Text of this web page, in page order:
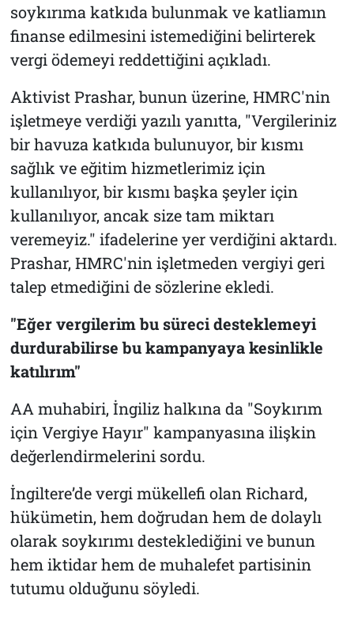
soykırıma katkıda bulunmak ve katliamın
finanse edilmesini istemediğini belirterek
vergi ödemeyi reddettiğini açıkladı.
Aktivist Prashar, bunun üzerine, HMRC'nin
işletmeye verdiği yazılı yanıtta, "Vergileriniz
bir havuza katkıda bulunuyor, bir kısmı
sağlık ve eğitim hizmetlerimiz için
kullanılıyor, bir kısmı başka şeyler için
kullanılıyor, ancak size tam miktarı
veremeyiz." ifadelerine yer verdiğini aktardı.
Prashar, HMRC'nin işletmeden vergiyi geri
talep etmediğini de sözlerine ekledi.
"Eğer vergilerim bu süreci desteklemeyi
durdurabilirse bu kampanyaya kesinlikle
katılırım"
AA muhabiri, İngiliz halkına da "Soykırım
için Vergiye Hayır" kampanyasına ilişkin
değerlendirmelerini sordu.
İngiltere’de vergi mükellefi olan Richard,
hükümetin, hem doğrudan hem de dolaylı
olarak soykırımı desteklediğini ve bunun
hem iktidar hem de muhalefet partisinin
tutumu olduğunu söyledi.